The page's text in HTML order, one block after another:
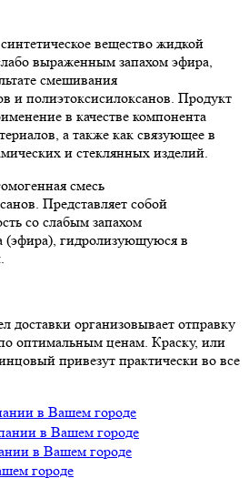
вещество жидкой
выраженным запахом эфира,
смешивания
и полиэтоксисилоксанов. Продукт
в качестве компонента
а также как связующее в
и стеклянных изделий.
смесь
Представляет собой
со слабым запахом
(эфира), гидролизующуюся в
доставки организовывает отправку
оптимальным ценам. Краску, или
привезут практически во все